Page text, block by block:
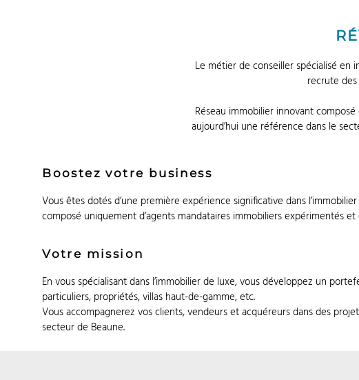
Le métier de conseiller spécialisé en
recrute
Réseau immobilier innovant
aujourd’hui une référence dans le
Boostez votre business
Vous êtes dotés d’une première expérience significative dans
composé uniquement d’agents mandataires immobiliers expérimentés et
Votre mission
En vous spécialisant dans l’immobilier de luxe, vous développez un
particuliers, propriétés, villas haut-de-gamme, etc.
Vous accompagnerez vos clients, vendeurs et acquéreurs dans des
secteur de Beaune.